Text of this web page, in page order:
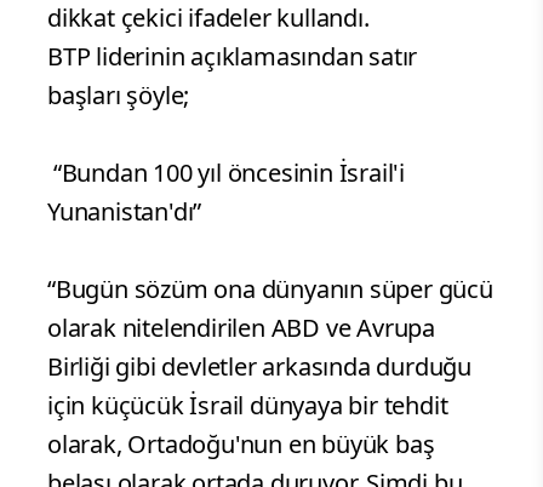
Kocatepe’de Dağ Başını Duman Almış
marşıyla karşılanan BTP lideri büyük
Yardımcısı olan emekli asker Selim
Oktay’ın yaptığı bilgilendirmeyi dinledi.
BTP lideri yaptığı değerlendirmede ise
dikkat çekici ifadeler kullandı.
BTP liderinin açıklamasından satır
başları şöyle;
“Bundan 100 yıl öncesinin İsrail'i